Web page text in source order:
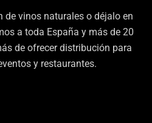
de vinos naturales o déjalo en
a toda España y más de 20
de ofrecer distribución para
y restaurantes.